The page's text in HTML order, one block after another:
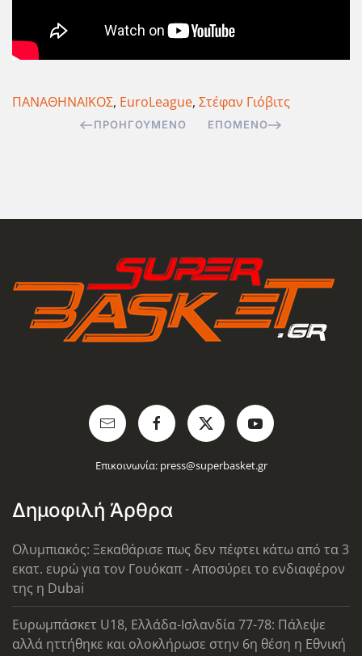
ΠΑΝΑΘΗΝΑΪΚΟΣ, EuroLeague, Στέφαν Γιόβιτς
ΠΡΟΗΓΟΎΜΕΝΟ ΕΠΌΜΕΝΟ
Επικοινωνία: press@superbasket.gr
Δημοφιλή Άρθρα
Ολυμπιακός: Ξεκαθάρισε πως δεν πέφτει κάτω από τα 3
εκατ. ευρώ για τον Γουόκαπ - Αποσύρει το ενδιαφέρον
της η Dubai
Ευρωμπάσκετ U18, Ελλάδα-Ισλανδία 77-78: Πάλεψε
αλλά ηττήθηκε και ολοκλήρωσε στην 6η θέση η Εθνική